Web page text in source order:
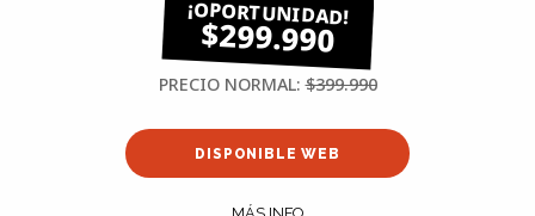
$299.990
PRECIO NORMAL:$399.990
DISPONIBLE WEB